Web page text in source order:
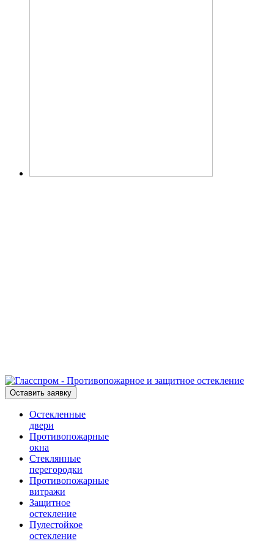
Оставить заявку
Остекленные
двери
Противопожарные
окна
Стеклянные
перегородки
Противопожарные
витражи
Защитное
остекление
Пулестойкое
остекление